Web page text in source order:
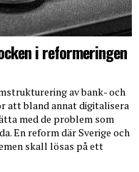
i reformeringen
av bank- och
att bland annat digitalisera
med de problem som
En reform där Sverige och
skall lösas på ett